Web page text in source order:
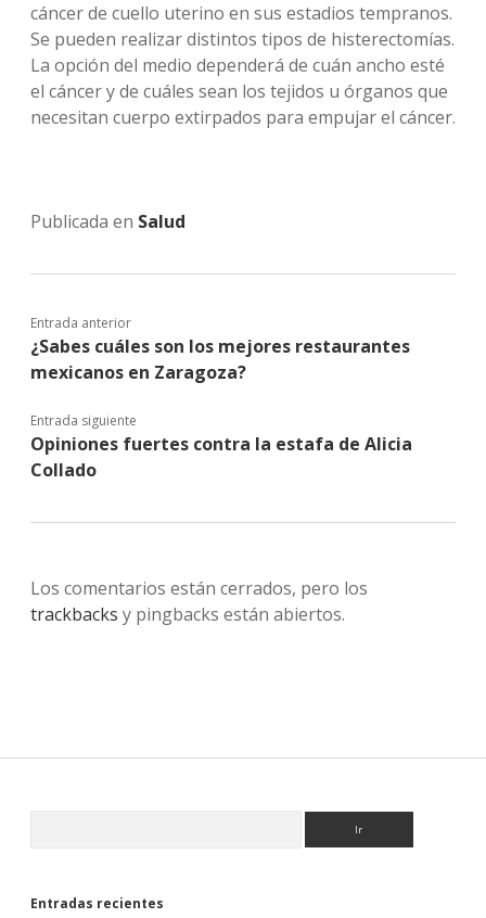
cáncer de cuello uterino en sus estadios tempranos.
Se pueden realizar distintos tipos de histerectomías.
La opción del medio dependerá de cuán ancho esté
el cáncer y de cuáles sean los tejidos u órganos que
necesitan cuerpo extirpados para empujar el cáncer.
Publicada en Salud
Entrada anterior
¿Sabes cuáles son los mejores restaurantes
mexicanos en Zaragoza?
Entrada siguiente
Opiniones fuertes contra la estafa de Alicia
Collado
Los comentarios están cerrados, pero los
trackbacks y pingbacks están abiertos.
Entradas recientes